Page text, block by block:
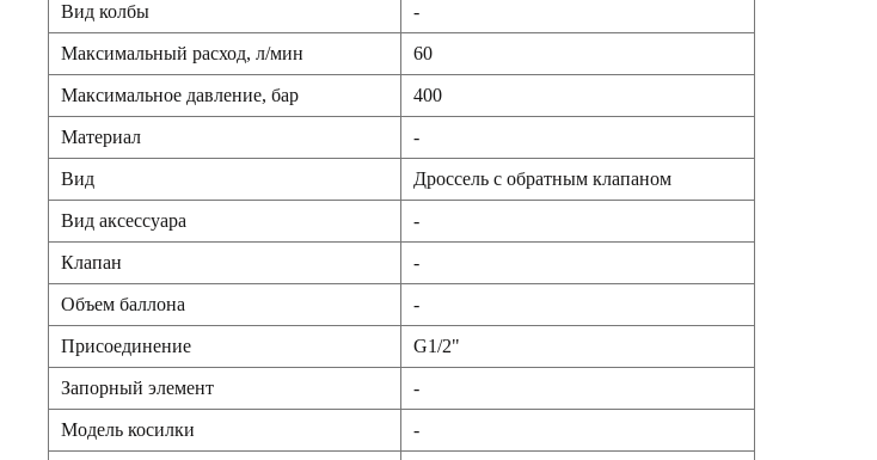
Вид колбы -
Максимальный расход, л/мин 60
Максимальное давление, бар 400
Материал -
Вид Дроссель с обратным клапаном
Вид аксессуара -
Клапан -
Объем баллона -
Присоединение G1/2"
Запорный элемент -
Модель косилки -